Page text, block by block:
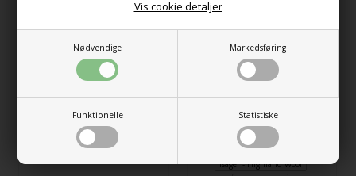
Nødvendige Markedsføring
Funktionelle Statistiske
Vis cookie detaljer
Colorblock tørklæde
140,00 DKK
Isager - Highland Wool